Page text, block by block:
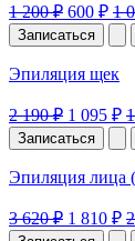
1 200 ₽ 600 ₽ 1
Записаться
Эпиляция щек
2 190 ₽ 1 095 ₽
Записаться
Эпиляция лица
3 620 ₽ 1 810 ₽